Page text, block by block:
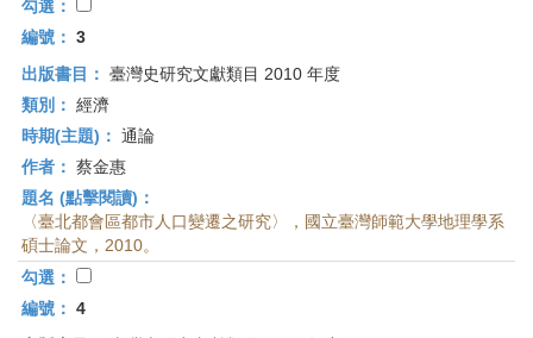
勾選：
編號： 3
出版書目： 臺灣史研究文獻類目 2010 年度
類別： 經濟
時期(主題)： 通論
作者： 蔡金惠
題名 (點擊閱讀)：
〈臺北都會區都市人口變遷之研究〉，國立臺灣師範大學地理學系
碩士論文，2010。
勾選：
編號： 4